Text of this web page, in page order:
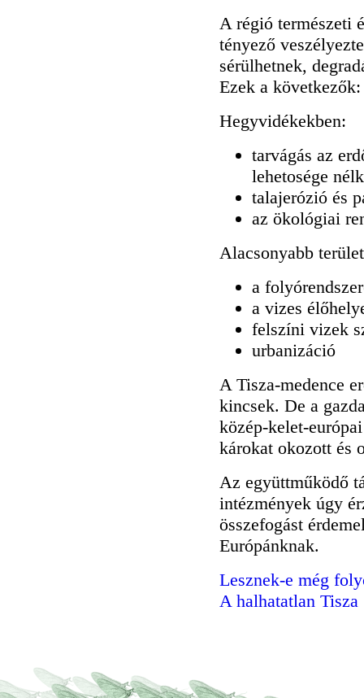
A régió természeti
tényező
sérülhetnek,
Ezek a következők:
Hegyvidékekben:
tarvágás az
lehetosége
talajerózió és
az ökológiai
Alacsonyabb
a
a vizes
felszíni vizek
urbanizáció
A Tisza-medence
kincsek. De a
közép-kelet-
károkat okozott és
Az együttműködő
intézmények úgy
összefogást
Európánknak.
Lesznek-e még
A halhatatlan